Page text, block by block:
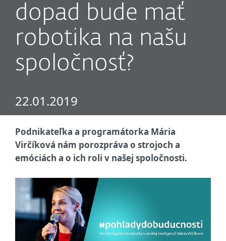
dopad bude mať
robotika na našu
spoločnosť?
22.01.2019
Podnikateľka a programátorka Mária
Virčíková nám porozpráva o strojoch a
emóciách a o ich roli v našej spoločnosti.